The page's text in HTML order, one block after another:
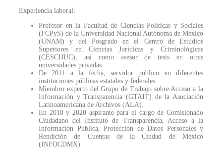
Experiencia laboral:
Profesor en la Facultad de Ciencias Políticas y Sociales
(FCPyS) de la Universidad Nacional Autónoma de México
(UNAM) y del Posgrado en el Centro de Estudios
Superiores en Ciencias Jurídicas y Criminológicas
(CESCIJUC), así como asesor de tesis en otras
universidades privadas.
De 2011 a la fecha, servidor público en diferentes
instituciones públicas estatales y federales.
Miembro experto del Grupo de Trabajo sobre Acceso a la
Información y Transparencia (GTAIT) de la Asociación
Latinoamericana de Archivos (ALA).
En 2018 y 2020 aspirante para el cargo de Comisionado
Ciudadano del Instituto de Transparencia, Acceso a la
Información Pública, Protección de Datos Personales y
Rendición de Cuentas de la Ciudad de México
(INFOCDMX).